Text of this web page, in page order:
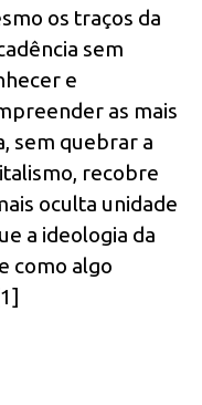
os traços da
sem
e
as mais
sem quebrar a
recobre
oculta unidade
a ideologia da
como algo